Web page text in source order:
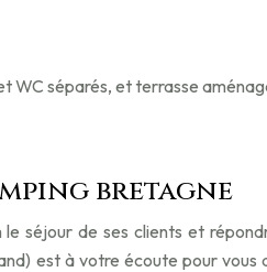
WC séparés, et terrasse
bretagne
séjour de ses clients et
est à votre écoute pour vous